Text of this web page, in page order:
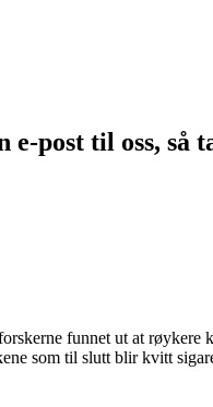
post til oss, så
funnet ut at
som til slutt blir kvitt